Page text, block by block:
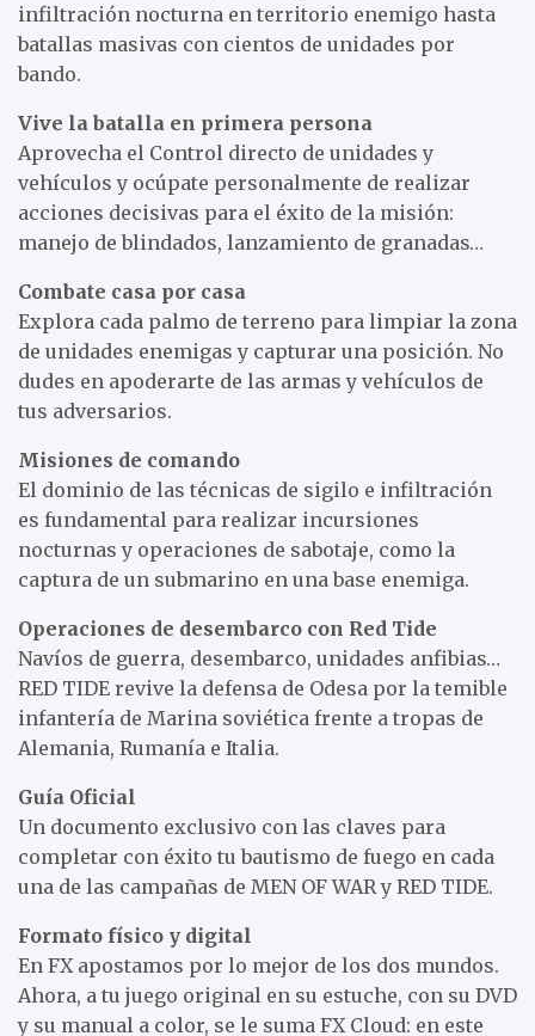
infiltración nocturna en territorio enemigo hasta
batallas masivas con cientos de unidades por
bando.
Vive la batalla en primera persona
Aprovecha el Control directo de unidades y
vehículos y ocúpate personalmente de realizar
acciones decisivas para el éxito de la misión:
manejo de blindados, lanzamiento de granadas…
Combate casa por casa
Explora cada palmo de terreno para limpiar la zona
de unidades enemigas y capturar una posición. No
dudes en apoderarte de las armas y vehículos de
tus adversarios.
Misiones de comando
El dominio de las técnicas de sigilo e infiltración
es fundamental para realizar incursiones
nocturnas y operaciones de sabotaje, como la
captura de un submarino en una base enemiga.
Operaciones de desembarco con Red Tide
Navíos de guerra, desembarco, unidades anfibias…
RED TIDE revive la defensa de Odesa por la temible
infantería de Marina soviética frente a tropas de
Alemania, Rumanía e Italia.
Guía Oficial
Un documento exclusivo con las claves para
completar con éxito tu bautismo de fuego en cada
una de las campañas de MEN OF WAR y RED TIDE.
Formato físico y digital
En FX apostamos por lo mejor de los dos mundos.
Ahora, a tu juego original en su estuche, con su DVD
y su manual a color, se le suma FX Cloud: en este